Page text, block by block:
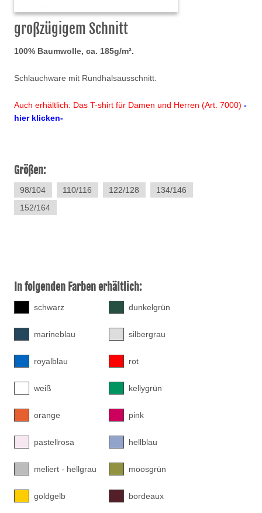
großzügigem Schnitt
100% Baumwolle, ca. 185g/m².
Schlauchware mit Rundhalsausschnitt.
Auch erhältlich: Das T-shirt für Damen und Herren (Art. 7000) -
hier klicken-
Größen:
98/104 110/116 122/128
134/146
152/164
In folgenden Farben erhältlich:
schwarz dunkelgrün
marineblau silbergrau
royalblau rot
weiß kellygrün
orange pink
pastellrosa hellblau
meliert - hellgrau moosgrün
goldgelb bordeaux